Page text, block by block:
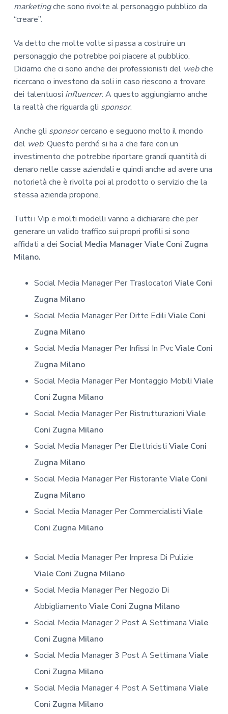
marketingche sono rivolte al personaggio pubblico da
“creare”.
Va detto che molte volte si passa a costruire un
personaggio che potrebbe poi piacere al pubblico.
Diciamo che ci sono anche dei professionisti del webche
ricercano o investono da soli in caso riescono a trovare
dei talentuosi influencer. A questo aggiungiamo anche
la realtà che riguarda gli sponsor.
Anche gli sponsorcercano e seguono molto il mondo
del web. Questo perché si ha a che fare con un
investimento che potrebbe riportare grandi quantità di
denaro nelle casse aziendali e quindi anche ad avere una
notorietà che è rivolta poi al prodotto o servizio che la
stessa azienda propone.
Tutti i Vip e molti modelli vanno a dichiarare che per
generare un valido traffico sui propri profili si sono
affidati a dei Social Media Manager Viale Coni Zugna
Milano.
Social Media Manager Per Traslocatori Viale Coni
Zugna Milano
Social Media Manager Per Ditte Edili Viale Coni
Zugna Milano
Social Media Manager Per Infissi In PvcViale Coni
Zugna Milano
Social Media Manager Per Montaggio Mobili Viale
Coni Zugna Milano
Social Media Manager Per Ristrutturazioni Viale
Coni Zugna Milano
Social Media Manager Per Elettricisti Viale Coni
Zugna Milano
Social Media Manager Per Ristorante Viale Coni
Zugna Milano
Social Media Manager Per Commercialisti Viale
Coni Zugna Milano
Social Media Manager Per Impresa Di Pulizie
Viale Coni Zugna Milano
Social Media Manager Per Negozio Di
Abbigliamento Viale Coni Zugna Milano
Social Media Manager 2 Post A Settimana Viale
Coni Zugna Milano
Social Media Manager 3 Post A Settimana Viale
Coni Zugna Milano
Social Media Manager 4 Post A Settimana Viale
Coni Zugna Milano